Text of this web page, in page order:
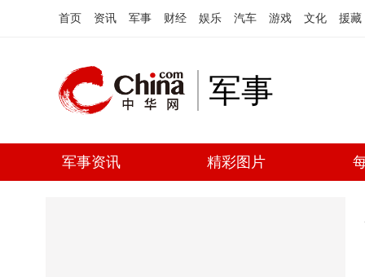
首页 资讯 军事 财经 娱乐 汽车 游戏 文化 援藏
军事
军事资讯 精彩图片